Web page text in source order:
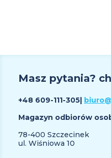
Masz pytania?
+48 609-111-305|
Magazyn odbiorów
78-400 Szczecinek
ul. Wiśniowa 10